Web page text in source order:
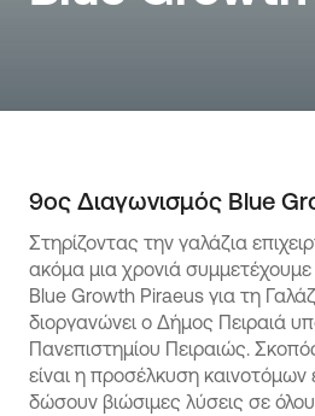
9ος Διαγωνισμός Βlue
Στηρίζοντας την γαλάζια
ακόμα μια χρονιά
Βlue Growth Piraeus για τη
διοργανώνει ο Δήμος Πειραιά
Πανεπιστημίου Πειραιώς.
είναι η προσέλκυση
δώσουν βιώσιμες λύσεις σε